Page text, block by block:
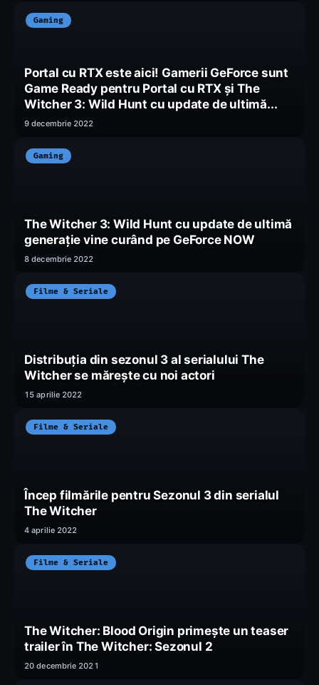
Portal cu RTX este aici! Gamerii GeForce sunt
Game Ready pentru Portal cu RTX și The
Witcher 3: Wild Hunt cu update de ultimă...
Gaming
9 decembrie 2022
The Witcher 3: Wild Hunt cu update de ultimă
generație vine curând pe GeForce NOW
Gaming
8 decembrie 2022
Distribuția din sezonul 3 al serialului The
Witcher se mărește cu noi actori
Filme & Seriale
15 aprilie 2022
Încep filmările pentru Sezonul 3 din serialul
The Witcher
Filme & Seriale
4 aprilie 2022
The Witcher: Blood Origin primește un teaser
trailer în The Witcher: Sezonul 2
Filme & Seriale
20 decembrie 2021